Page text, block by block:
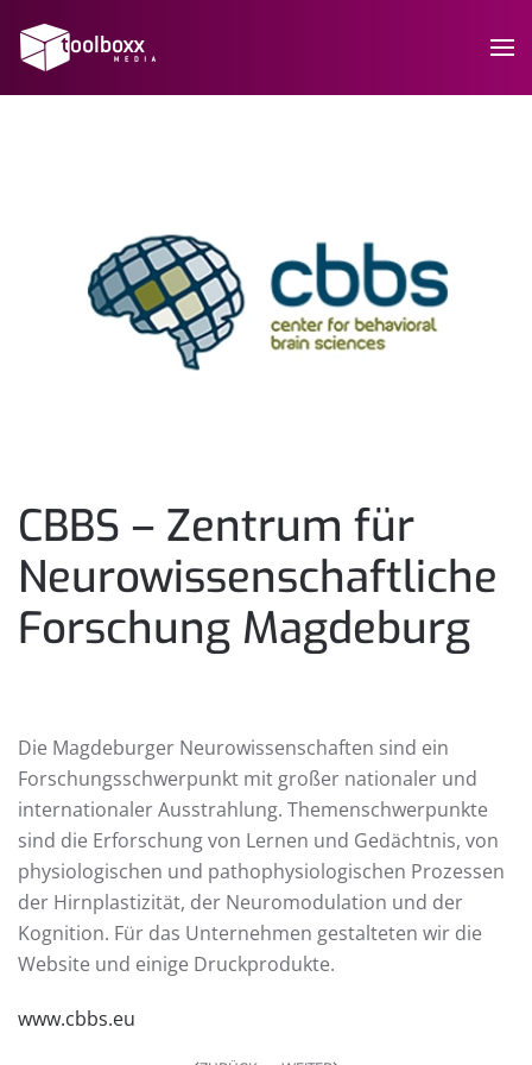
CBBS – Zentrum für
Neuro­wissen­schaftliche
Forschung Magdeburg
Die Magdeburger Neurowissenschaften sind ein
Forschungsschwerpunkt mit großer nationaler und
internationaler Ausstrahlung. Themenschwerpunkte
sind die Erforschung von Lernen und Gedächtnis, von
physiologischen und pathophysiologischen Prozessen
der Hirnplastizität, der Neuromodulation und der
Kognition. Für das Unternehmen gestalteten wir die
Website und einige Druckprodukte.
www.cbbs.eu